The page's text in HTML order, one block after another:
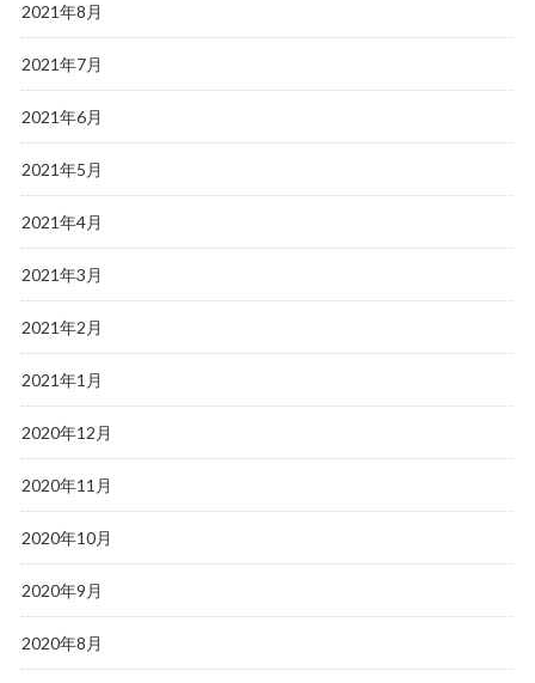
2021年8月
2021年7月
2021年6月
2021年5月
2021年4月
2021年3月
2021年2月
2021年1月
2020年12月
2020年11月
2020年10月
2020年9月
2020年8月